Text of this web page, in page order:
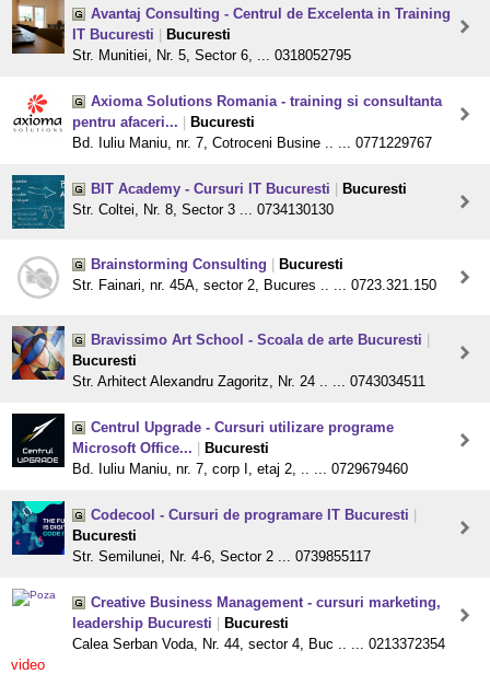
Avantaj Consulting - Centrul de Excelenta in Training
IT Bucuresti
Bucuresti
Str. Munitiei, Nr. 5, Sector 6, ... 0318052795
Axioma Solutions Romania - training si consultanta
pentru afaceri...
Bucuresti
Bd. Iuliu Maniu, nr. 7, Cotroceni Busine .. ... 0771229767
BIT Academy - Cursuri IT Bucuresti
Bucuresti
Str. Coltei, Nr. 8, Sector 3 ... 0734130130
Brainstorming Consulting
Bucuresti
Str. Fainari, nr. 45A, sector 2, Bucures .. ... 0723.321.150
Bravissimo Art School - Scoala de arte Bucuresti
Bucuresti
Str. Arhitect Alexandru Zagoritz, Nr. 24 .. ... 0743034511
Centrul Upgrade - Cursuri utilizare programe
Microsoft Office...
Bucuresti
Bd. Iuliu Maniu, nr. 7, corp I, etaj 2, .. ... 0729679460
Codecool - Cursuri de programare IT Bucuresti
Bucuresti
Str. Semilunei, Nr. 4-6, Sector 2 ... 0739855117
Creative Business Management - cursuri marketing,
leadership Bucuresti
Bucuresti
Calea Serban Voda, Nr. 44, sector 4, Buc .. ... 0213372354
video